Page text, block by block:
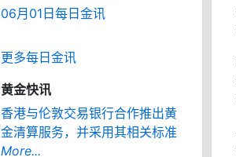
06月01日每日金讯
更多每日金讯
黄金快讯
香港与伦敦交易银行合作推出黄
金清算服务，并采用其相关标准
More...